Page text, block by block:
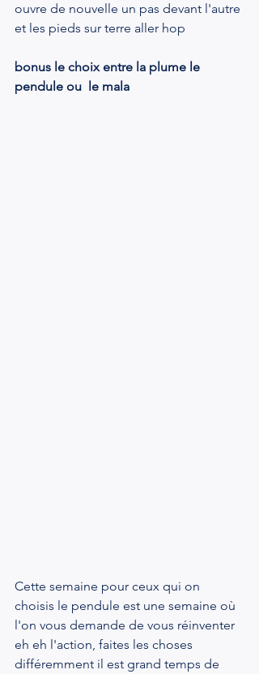
ouvre de nouvelle un pas devant l'autre
et les pieds sur terre aller hop
bonus le choix entre la plume le
pendule ou  le mala
Cette semaine pour ceux qui on
choisis le pendule est une semaine où
l'on vous demande de vous réinventer
eh eh l'action, faites les choses
différemment il est grand temps de